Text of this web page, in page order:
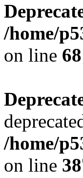
/home/
on line 68
/home/
on line